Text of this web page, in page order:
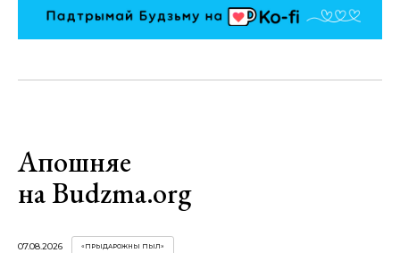
Апошняе
на Budzma.org
07.08.2026 «ПРЫДАРОЖНЫ ПЫЛ»